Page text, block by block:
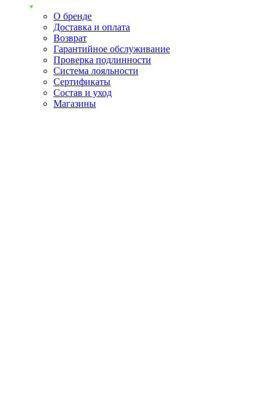
О бренде
Доставка и оплата
Возврат
Гарантийное обслуживание
Проверка подлинности
Система лояльности
Сертификаты
Состав и уход
Магазины